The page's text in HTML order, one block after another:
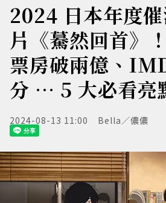
2024 日本年度
片《驀然回首》
票房破兩億、
分 … 5 大必看亮
2024-08-13 11:00 Bella／儂儂